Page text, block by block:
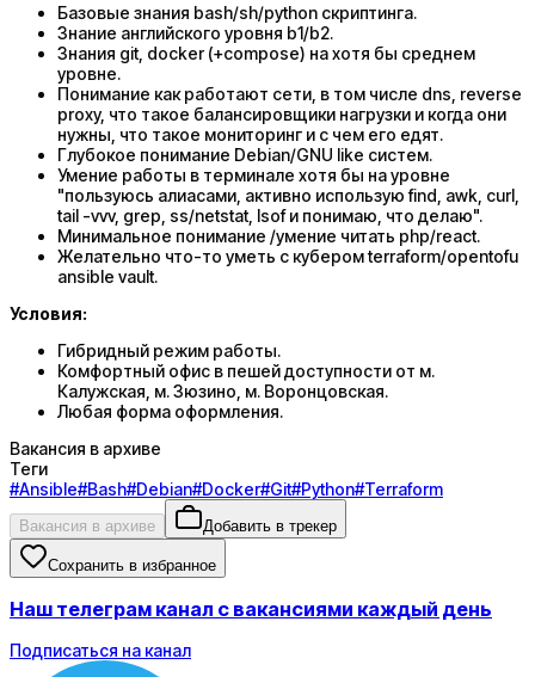
Базовые знания bash/sh/python скриптинга.
Знание английского уровня b1/b2.
Знания git, docker (+compose) на хотя бы среднем
уровне.
Понимание как работают сети, в том числе dns, reverse
proxy, что такое балансировщики нагрузки и когда они
нужны, что такое мониторинг и с чем его едят.
Глубокое понимание Debian/GNU like систем.
Умение работы в терминале хотя бы на уровне
"пользуюсь алиасами, активно использую find, awk, curl,
tail -vvv, grep, ss/netstat, lsof и понимаю, что делаю".
Минимальное понимание /умение читать php/react.
Желательно что-то уметь с кубером terraform/opentofu
ansible vault.
Условия:
Гибридный режим работы.
Комфортный офис в пешей доступности от м.
Калужская, м. Зюзино, м. Воронцовская.
Любая форма оформления.
Вакансия в архиве
Теги
#Ansible#Bash#Debian#Docker#Git#Python#Terraform
Вакансия в архиве Добавить в трекер
Сохранить в избранное
Наш телеграм канал с вакансиями каждый день
Подписаться на канал